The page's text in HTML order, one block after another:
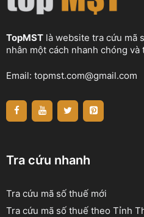
TopMST là website tra cứu mã
nhân một cách nhanh chóng
Email: topmst.com@gmail.com
Tra cứu nhanh
Tra cứu mã số thuế mới
Tra cứu mã số thuế theo Tỉnh